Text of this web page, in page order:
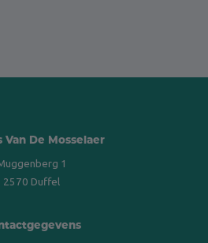
Van De Mosselaer
1
2570 Duffel